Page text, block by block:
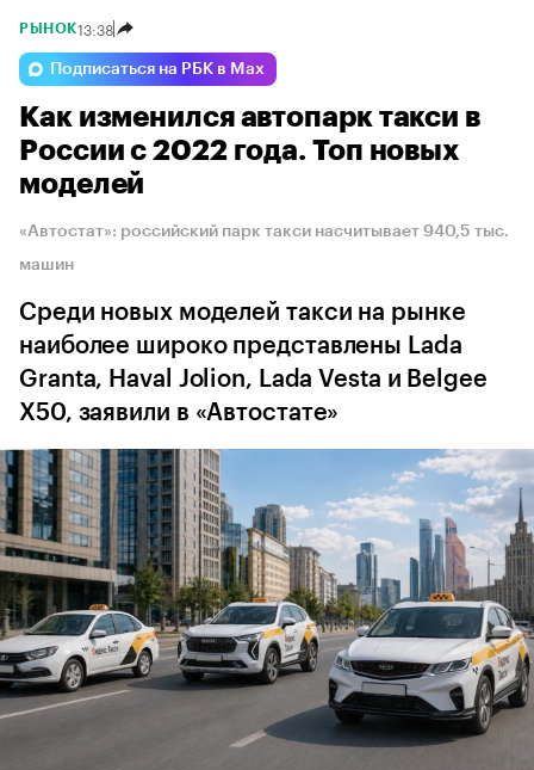
РЫНОК13:38
Подписаться на РБК в Max
Как изменился автопарк такси в
России с 2022 года. Топ новых
моделей
«Автостат»: российский парк такси насчитывает 940,5 тыс.
машин
Среди новых моделей такси на рынке
наиболее широко представлены Lada
Granta, Haval Jolion, Lada Vesta и Belgee
X50, заявили в «Автостате»